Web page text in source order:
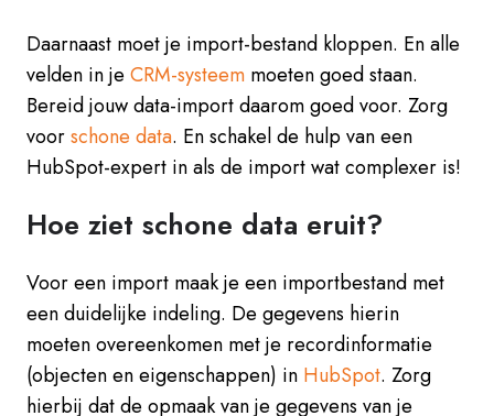
Daarnaast moet je import-bestand kloppen. En alle
velden in je CRM-systeem moeten goed staan.
Bereid jouw data-import daarom goed voor. Zorg
voorschone data. En schakel de hulp van een
HubSpot-expert in als de import wat complexer is!
Hoe ziet schone data eruit?
Voor een import maak je een importbestand met
een duidelijke indeling. De gegevens hierin
moeten overeenkomen met je recordinformatie
(objecten en eigenschappen) in HubSpot. Zorg
hierbij dat de opmaak van je gegevens van je